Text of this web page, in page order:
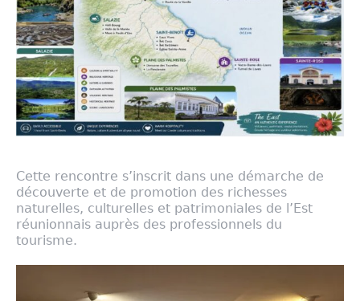
Cette rencontre s’inscrit dans une démarche de
découverte et de promotion des richesses
naturelles, culturelles et patrimoniales de l’Est
réunionnais auprès des professionnels du
tourisme.